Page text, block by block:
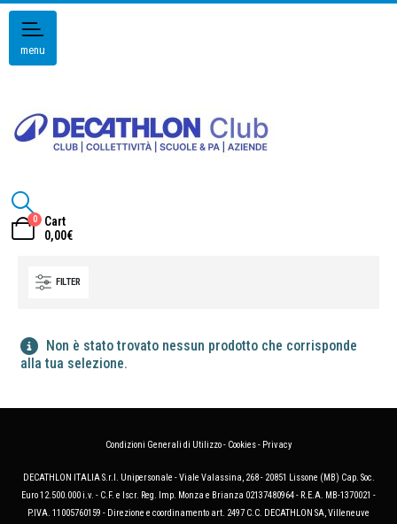
menu
0
Cart
0,00€
FILTER
Non è stato trovato nessun prodotto che corrisponde
alla tua selezione.
Condizioni Generali di Utilizzo- Cookies- Privacy
DECATHLON ITALIA S.r.l. Unipersonale - Viale Valassina, 268 - 20851 Lissone (MB) Cap. Soc.
Euro 12.500.000 i.v. - C.F. e Iscr. Reg. Imp. Monza e Brianza 02137480964 - R.E.A. MB-1370021 -
P.IVA. 11005760159 - Direzione e coordinamento art. 2497 C.C. DECATHLON SA, Villeneuve